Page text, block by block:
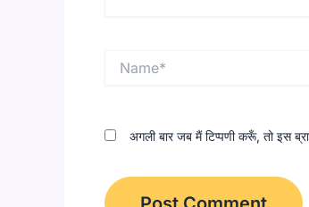
अगली बार जब मैं टिप्पणी करूँ, तो इस